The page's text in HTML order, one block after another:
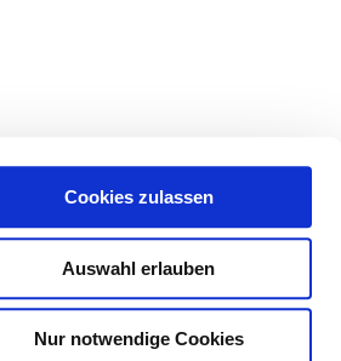
Cookies zulassen
Auswahl erlauben
Nur notwendige Cookies